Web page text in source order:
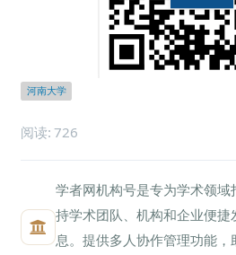
河南大学
阅读: 726
学者网机构号是专为学术领域
持学术团队、机构和企业便
息。提供多人协作管理功能